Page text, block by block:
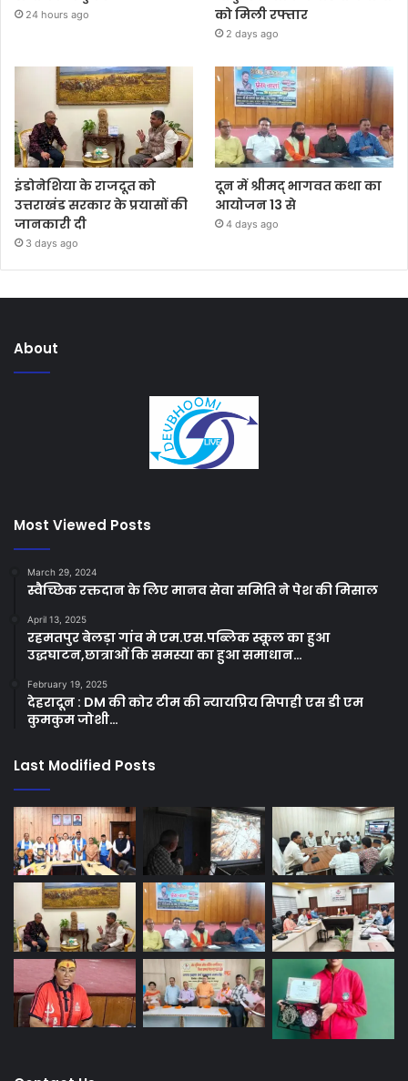
24 hours ago
को मिली रफ्तार
2 days ago
इंडोनेशिया के राजदूत को
उत्तराखंड सरकार के प्रयासों की
जानकारी दी
3 days ago
दून में श्रीमद् भागवत कथा का
आयोजन 13 से
4 days ago
About
Most Viewed Posts
March 29, 2024
स्वैच्छिक रक्तदान के लिए मानव सेवा समिति ने पेश की मिसाल
April 13, 2025
रहमतपुर बेलड़ा गांव मे एम.एस.पब्लिक स्कूल का हुआ
उद्धघाटन,छात्राओं कि समस्या का हुआ समाधान…
February 19, 2025
देहरादून : DM की कोर टीम की न्यायप्रिय सिपाही एस डी एम
कुमकुम जोशी…
Last Modified Posts